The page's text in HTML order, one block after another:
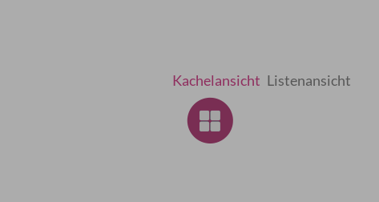
Listenansicht
Kachelansicht